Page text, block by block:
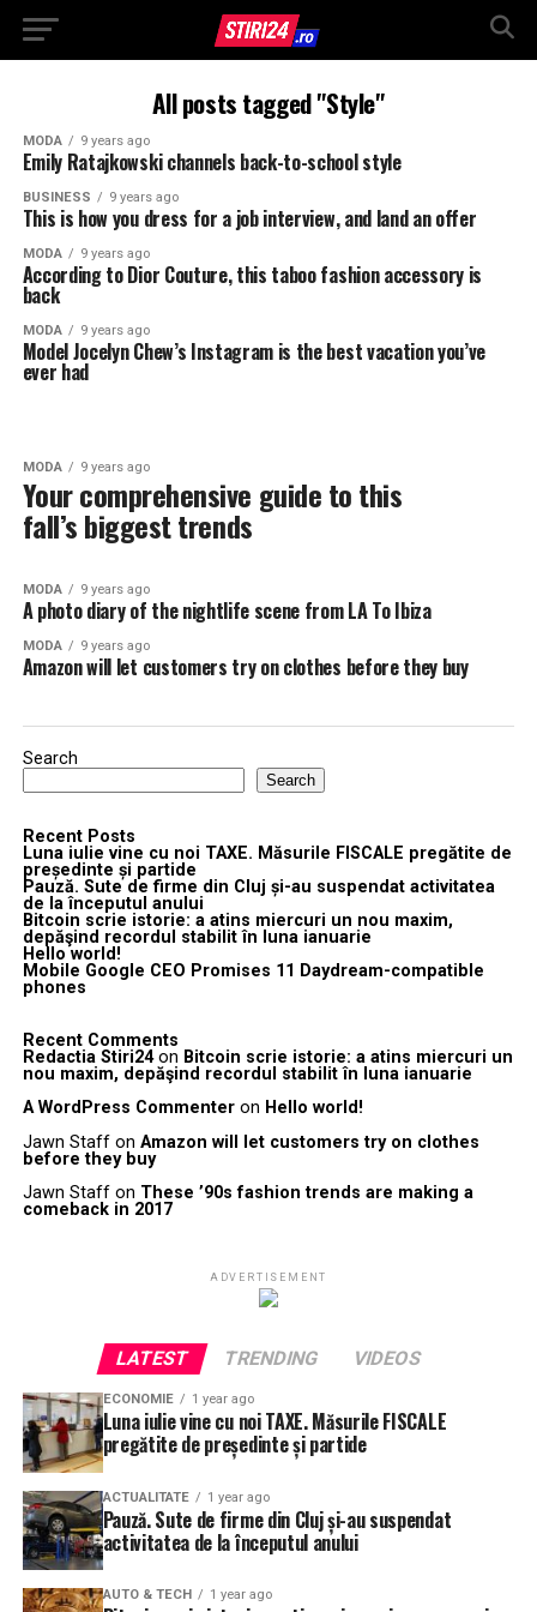
All posts tagged "Style"
MODA 9 years ago
Emily Ratajkowski channels back-to-school style
BUSINESS 9 years ago
This is how you dress for a job interview, and land an offer
MODA 9 years ago
According to Dior Couture, this taboo fashion accessory is
back
MODA 9 years ago
Model Jocelyn Chew’s Instagram is the best vacation you’ve
ever had
MODA 9 years ago
Your comprehensive guide to this
fall’s biggest trends
MODA 9 years ago
A photo diary of the nightlife scene from LA To Ibiza
MODA 9 years ago
Amazon will let customers try on clothes before they buy
Search
Search
Recent Posts
Luna iulie vine cu noi TAXE. Măsurile FISCALE pregătite de
președinte și partide
Pauză. Sute de firme din Cluj și-au suspendat activitatea
de la începutul anului
Bitcoin scrie istorie: a atins miercuri un nou maxim,
depăşind recordul stabilit în luna ianuarie
Hello world!
Mobile Google CEO Promises 11 Daydream-compatible
phones
Recent Comments
Redactia Stiri24on Bitcoin scrie istorie: a atins miercuri un
nou maxim, depăşind recordul stabilit în luna ianuarie
A WordPress Commenteron Hello world!
Jawn Staffon Amazon will let customers try on clothes
before they buy
Jawn Staffon These ’90s fashion trends are making a
comeback in 2017
ADVERTISEMENT
LATEST TRENDING VIDEOS
ECONOMIE 1 year ago
Luna iulie vine cu noi TAXE. Măsurile FISCALE
pregătite de președinte și partide
ACTUALITATE 1 year ago
Pauză. Sute de firme din Cluj și-au suspendat
activitatea de la începutul anului
AUTO & TECH 1 year ago